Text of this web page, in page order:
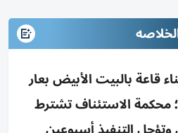
بالبيت الأبيض بعار
محكمة الاستئناف تشترط